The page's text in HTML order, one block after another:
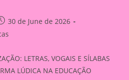
30 de June de 2026
LETRAS, VOGAIS E SÍLABAS
LÚDICA NA EDUCAÇÃO